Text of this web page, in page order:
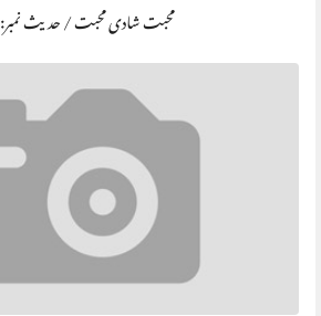
محبت شادی محبت / حديث نمبر: 335